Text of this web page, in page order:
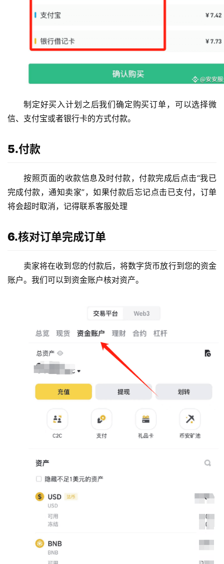
制定好买入计划之后我们确定购买订单，可以选择微
信、支付宝或者银行卡的方式付款。
5.付款
按照页面的收款信息及时付款，付款完成后点击“我已
完成付款，通知卖家”，如果付款后忘记点击已支付，订单
将会超时取消，记得联系客服处理
6.核对订单完成订单
卖家将在收到您的付款后，将数字货币放行到您的资金
账户。我们可以到资金账户核对资产。